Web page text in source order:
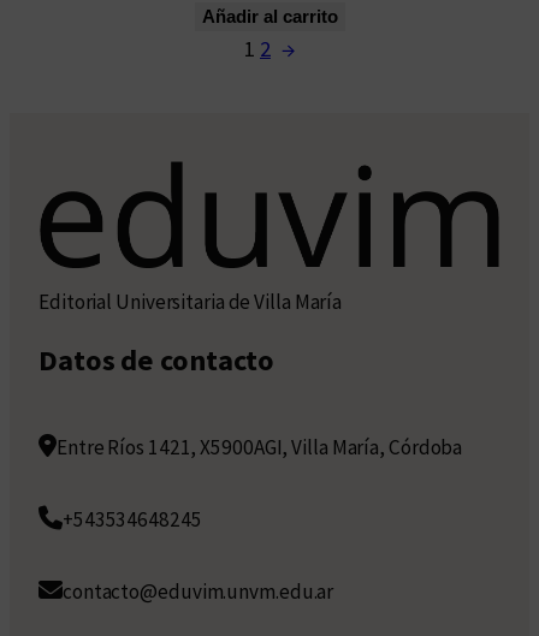
Añadir al carrito
1 2 →
Editorial Universitaria de Villa María
Datos de contacto
Entre Ríos 1421, X5900AGI, Villa María, Córdoba
+543534648245
contacto@eduvim.unvm.edu.ar